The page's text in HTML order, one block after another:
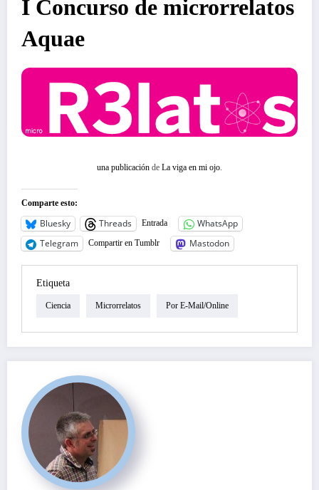
I Concurso de microrrelatos
Aquae
una publicación de La viga en mi ojo.
Comparte esto:
Bluesky Threads Entrada
WhatsApp
Telegram
Compartir en Tumblr Mastodon
Etiqueta
Ciencia Microrrelatos Por E-Mail/online